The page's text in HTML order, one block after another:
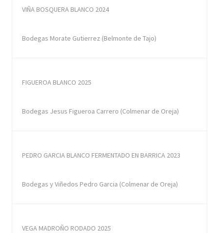
VIÑA BOSQUERA BLANCO 2024
Bodegas Morate Gutierrez (Belmonte de Tajo)
FIGUEROA BLANCO 2025
Bodegas Jesus Figueroa Carrero (Colmenar de Oreja)
PEDRO GARCIA BLANCO FERMENTADO EN BARRICA 2023
Bodegas y Viñedos Pedro Garcia (Colmenar de Oreja)
VEGA MADROÑO RODADO 2025